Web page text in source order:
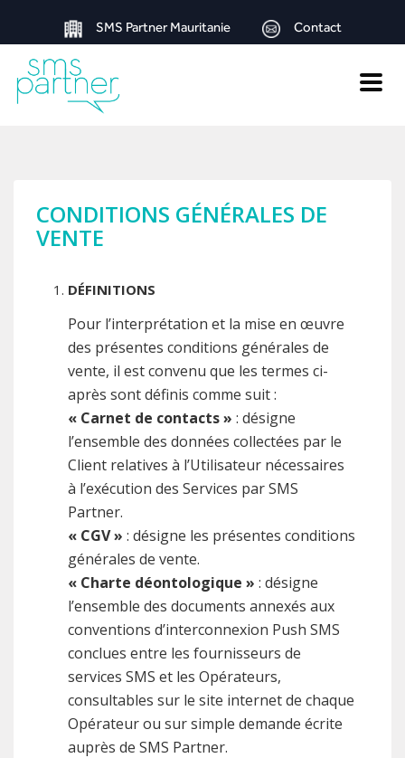
SMS Partner Mauritanie Contact
Toggle
CONDITIONS GÉNÉRALES DE
VENTE
DÉFINITIONS
Pour l’interprétation et la mise en œuvre
des présentes conditions générales de
vente, il est convenu que les termes ci-
après sont définis comme suit :
« Carnet de contacts » : désigne
l’ensemble des données collectées par le
Client relatives à l’Utilisateur nécessaires
à l’exécution des Services par SMS
Partner.
« CGV » : désigne les présentes conditions
générales de vente.
« Charte déontologique » : désigne
l’ensemble des documents annexés aux
conventions d’interconnexion Push SMS
conclues entre les fournisseurs de
services SMS et les Opérateurs,
consultables sur le site internet de chaque
Opérateur ou sur simple demande écrite
auprès de SMS Partner.